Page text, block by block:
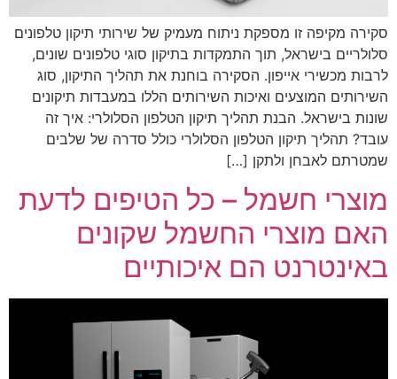
סקירה מקיפה זו מספקת ניתוח מעמיק של שירותי תיקון טלפונים
סלולריים בישראל, תוך התמקדות בתיקון סוגי טלפונים שונים,
לרבות מכשירי אייפון. הסקירה בוחנת את תהליך התיקון, סוג
השירותים המוצעים ואיכות השירותים הללו במעבדות תיקונים
שונות בישראל. הבנת תהליך תיקון הטלפון הסלולרי: איך זה
עובד? תהליך תיקון הטלפון הסלולרי כולל סדרה של שלבים
שמטרתם לאבחן ולתקן […]
מוצרי חשמל – כל הטיפים לדעת
האם מוצרי החשמל שקונים
באינטרנט הם איכותיים